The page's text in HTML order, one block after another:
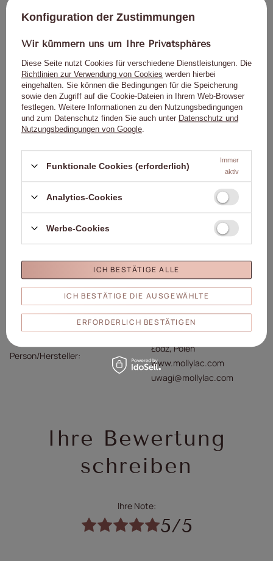
Aushärtungszeit:LED/UV-Lampe 48 W – 30–60 Sek.
Warnhinweise:
Produkt nur für den professionellen Gebrauch.
Von Kindern fernhalten.
Bitte lesen Sie die Gebrauchsanweisung sorgfältig durch.
Genaue Daten
Für dieses Produkt
zuständige Stelle in der EU
Molly Lac Michał
Szewczyk Mehr
Symbol
5903990546228
Farbe
Braun
Kapazität
8ml/8g
Marke
Molly Nägel
Sammlung
Molly Nails Zarte Frau
Formel
HEMA/Di-HEMA Frei
Verantwortliche
Person/Hersteller
Molly Lac Michał Szewczyk
ul. Piotrkowska 270 90-361
Łódź, Polen
www.mollylac.com
uwagi@mollylac.com
Ihre Bewertung
schreiben
Ihre Note:
5/5
Konfiguration der Zustimmungen
Wir kümmern uns um Ihre Privatsphäres
Diese Seite nutzt Cookies für verschiedene Dienstleistungen. Die
Richtlinien zur Verwendung von Cookies werden hierbei
eingehalten. Sie können die Bedingungen für die Speicherung
sowie den Zugriff auf die Cookie-Dateien in Ihrem Web-Browser
festlegen. Weitere Informationen zu den Nutzungsbedingungen
und zum Datenschutz finden Sie auch unter Datenschutz und
Nutzungsbedingungen von Google
Funktionale Cookies (erforderlich)
Immer
aktiv
Analytics-Cookies
Werbe-Cookies
ICH BESTÄTIGE DIE AUSGEWÄHLTE
ERFORDERLICH BESTÄTIGEN
ICH BESTÄTIGE ALLE